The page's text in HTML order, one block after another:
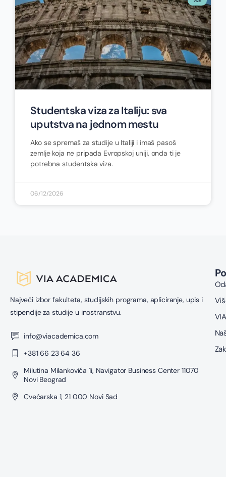
Studentska viza za Italiju: sva
uputstva na jednom mestu
Ako se spremaš za studije u Italiji i imaš pasoš
zemlje koja ne pripada Evropskoj uniji, onda ti je
potrebna studentska viza.
06/12/2026
Najveći izbor fakulteta, studijskih programa, apliciranje, upis i
stipendije za studije u inostranstvu.
info@viacademica.com
+381 66 23 64 36
Milutina Milankovića 1i, Navigator Business Center 11070
Novi Beograd
Cvećarska 1, 21 000 Novi Sad